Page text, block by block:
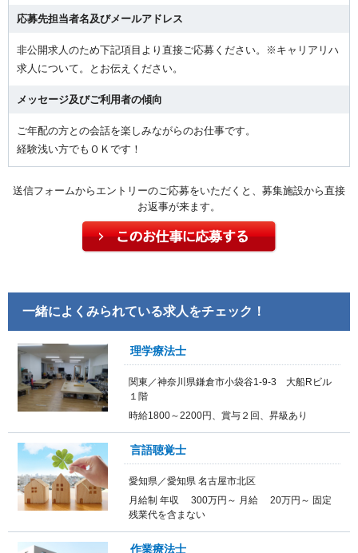
応募先担当者名及びメールアドレス
非公開求人のため下記項目より直接ご応募ください。※キャリアリハ
求人について。とお伝えください。
メッセージ及びご利用者の傾向
ご年配の方との会話を楽しみながらのお仕事です。
経験浅い方でもＯＫです！
送信フォームからエントリーのご応募をいただくと、募集施設から直接
お返事が来ます。
一緒によくみられている求人をチェック！
理学療法士
関東／神奈川県鎌倉市小袋谷1-9-3 大船Rビル
１階
時給1800～2200円、賞与２回、昇級あり
言語聴覚士
愛知県／愛知県 名古屋市北区
月給制 年収 300万円～ 月給 20万円～ 固定
残業代を含まない
作業療法士